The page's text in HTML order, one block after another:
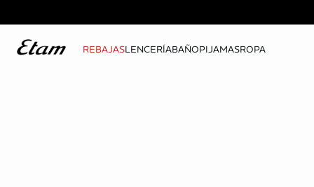
REBAJASLENCERÍABAÑOPIJAMASROPA